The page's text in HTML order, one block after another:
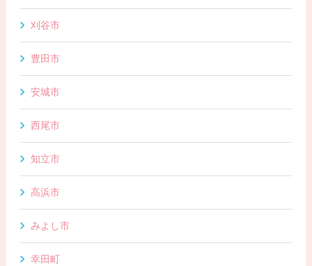
刈谷市
豊田市
安城市
西尾市
知立市
高浜市
みよし市
幸田町